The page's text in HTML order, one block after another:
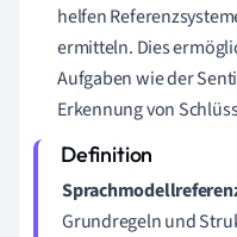
helfen
ermitteln. Dies
Aufgaben wie der
Erkennung von
Grundregeln und